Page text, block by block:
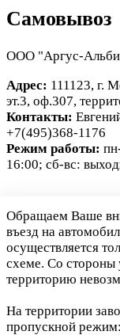
Самовывоз
ООО "Аргус-
Адрес: 111123, г.
эт.3, оф.307,
Контакты:
+7(495)368-1176
Режим работы:
16:00; сб-вс:
Обращаем Ваше
въезд на
осуществляется
схеме. Со стороны
территорию
На территории
пропускной режим: